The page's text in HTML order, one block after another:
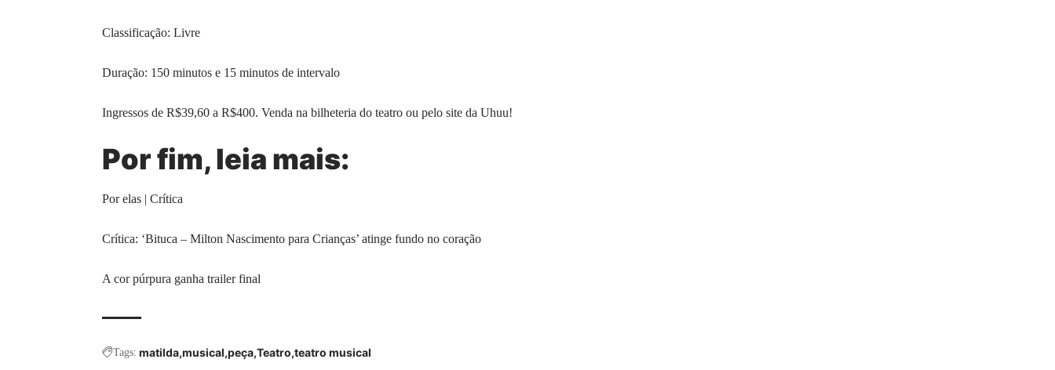
Classificação: Livre
Duração: 150 minutos e 15 minutos de intervalo
Ingressos de R$39,60 a R$400. Venda na bilheteria do teatro ou pelo site da Uhuu!
Por fim, leia mais:
Por elas | Crítica
Crítica: ‘Bituca – Milton Nascimento para Crianças’ atinge fundo no coração
A cor púrpura ganha trailer final
Tags: matilda musical peça Teatro teatro musical